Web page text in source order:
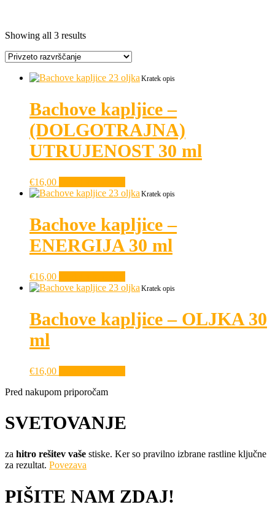
Showing all 3 results
Kratek opis
Bachove kapljice –
(DOLGOTRAJNA)
UTRUJENOST 30 ml
€16,00
Kratek opis
Bachove kapljice –
ENERGIJA 30 ml
€16,00
Kratek opis
Bachove kapljice – OLJKA 30
ml
€16,00
Pred nakupom priporočam
SVETOVANJE
za hitro rešitev vaše stiske. Ker so pravilno izbrane rastline ključne
za rezultat. Povezava
PIŠITE NAM ZDAJ!